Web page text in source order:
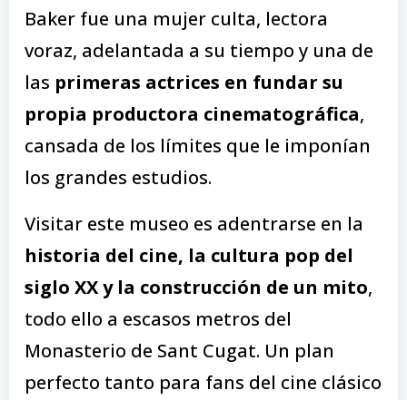
Baker fue una mujer culta, lectora
voraz, adelantada a su tiempo y una de
las primeras actrices en fundar su
propia productora cinematográfica,
cansada de los límites que le imponían
los grandes estudios.
Visitar este museo es adentrarse en la
historia del cine, la cultura pop del
siglo XX y la construcción de un mito,
todo ello a escasos metros del
Monasterio de Sant Cugat. Un plan
perfecto tanto para fans del cine clásico